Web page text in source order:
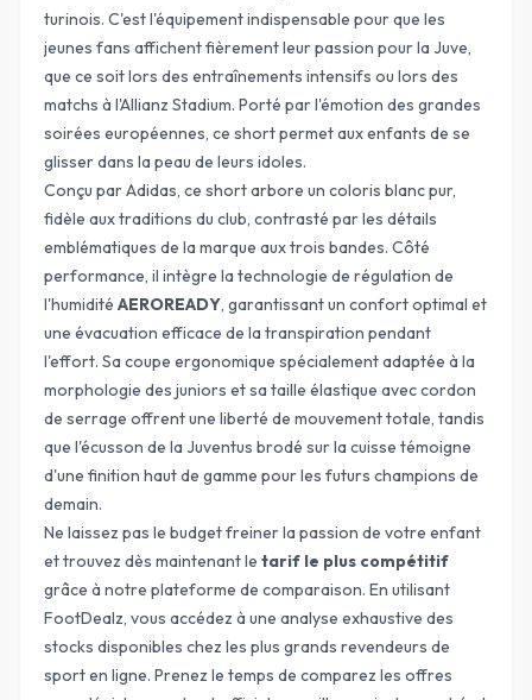
turinois. C'est l'équipement indispensable pour que les
jeunes fans affichent fièrement leur passion pour la Juve,
que ce soit lors des entraînements intensifs ou lors des
matchs à l'Allianz Stadium. Porté par l'émotion des grandes
soirées européennes, ce short permet aux enfants de se
glisser dans la peau de leurs idoles.
Conçu parAdidas, ce short arbore un coloris blanc pur,
fidèle aux traditions du club, contrasté par les détails
emblématiques de la marque aux trois bandes. Côté
performance, il intègre la technologie de régulation de
l'humidité AEROREADY, garantissant un confort optimal et
une évacuation efficace de la transpiration pendant
l'effort. Sa coupe ergonomique spécialement adaptée à la
morphologie des juniors et sa taille élastique avec cordon
de serrage offrent une liberté de mouvement totale, tandis
que l'écusson de la Juventus brodé sur la cuisse témoigne
d'une finition haut de gamme pour les futurs champions de
demain.
Ne laissez pas le budget freiner la passion de votre enfant
et trouvez dès maintenant le tarif le plus compétitif
grâce à notre plateforme de comparaison. En utilisant
FootDealz, vous accédez à une analyse exhaustive des
stocks disponibles chez les plus grands revendeurs de
sport en ligne. Prenez le temps de comparez les offres